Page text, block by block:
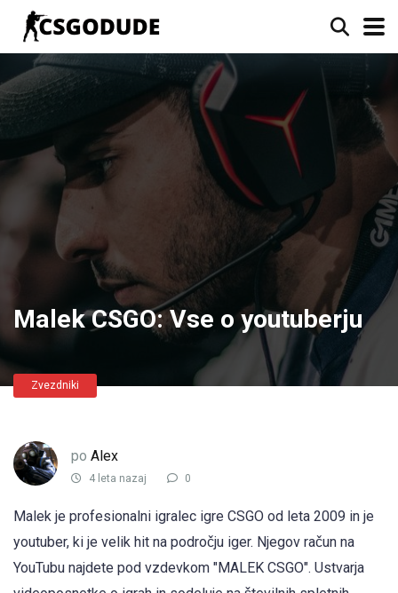
Malek CSGO: Vse o youtuberju
Zvezdniki
po Alex
4 leta nazaj 0
Malek je profesionalni igralec igre CSGO od leta 2009 in je
youtuber, ki je velik hit na področju iger. Njegov račun na
YouTubu najdete pod vzdevkom "MALEK CSGO". Ustvarja